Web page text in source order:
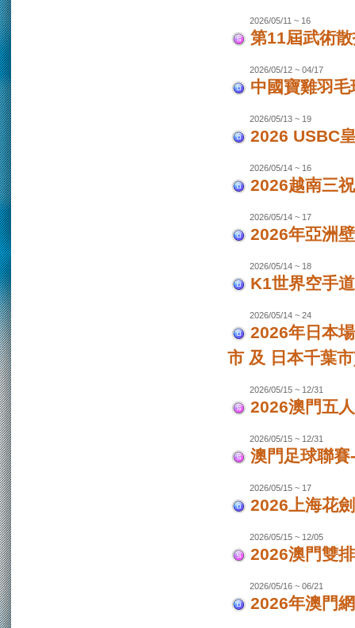
2026/05/11 ~ 16
第11屆武術
2026/05/12 ~ 04/17
中國寶雞羽
2026/05/13 ~ 19
2026 USBC
2026/05/14 ~ 16
2026越南三
2026/05/14 ~ 17
2026年亞洲
2026/05/14 ~ 18
K1世界空手
2026/05/14 ~ 24
2026年日本
市 及 日本千葉
2026/05/15 ~ 12/31
2026澳門五
2026/05/15 ~ 12/31
澳門足球聯
2026/05/15 ~ 17
2026上海花
2026/05/15 ~ 12/05
2026澳門雙
2026/05/16 ~ 06/21
2026年澳門